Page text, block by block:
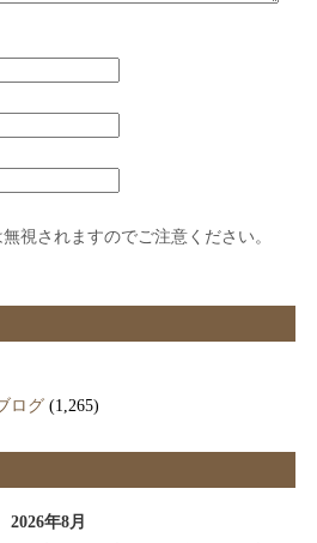
視されますのでご注意ください。
ログ(1,265)
2026年8月